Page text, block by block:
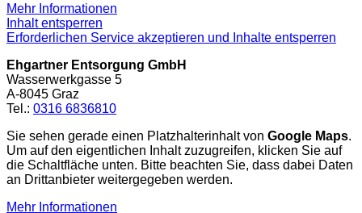
Mehr Informationen
Inhalt entsperren
Erforderlichen Service akzeptieren und Inhalte entsperren
Ehgartner Entsorgung GmbH
Wasserwerkgasse 5
A-8045 Graz
Tel.: 0316 6836810
Sie sehen gerade einen Platzhalterinhalt von Google Maps.
Um auf den eigentlichen Inhalt zuzugreifen, klicken Sie auf
die Schaltfläche unten. Bitte beachten Sie, dass dabei Daten
an Drittanbieter weitergegeben werden.
Mehr Informationen